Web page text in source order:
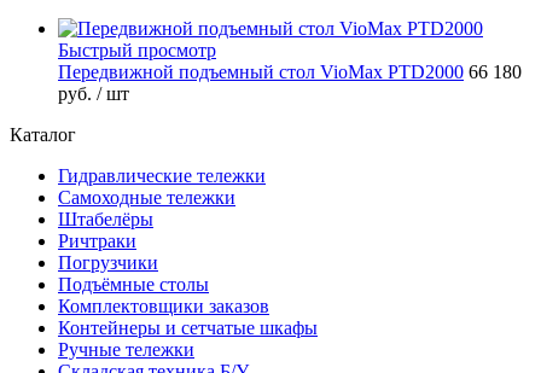
Быстрый просмотр
Передвижной подъемный стол VioMax PTD2000 66 180
руб. / шт
Каталог
Гидравлические тележки
Самоходные тележки
Штабелёры
Ричтраки
Погрузчики
Подъёмные столы
Комплектовщики заказов
Контейнеры и сетчатые шкафы
Ручные тележки